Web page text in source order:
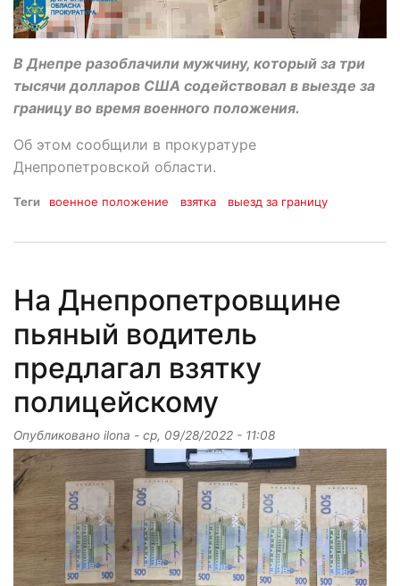
В Днепре разоблачили мужчину, который за три
тысячи долларов США содействовал в выезде за
границу во время военного положения.
Об этом сообщили в прокуратуре
Днепропетровской области.
Теги военное положение взятка выезд за границу
На Днепропетровщине
пьяный водитель
предлагал взятку
полицейскому
Опубликовано ilona - ср, 09/28/2022 - 11:08